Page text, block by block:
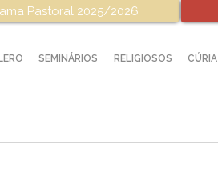
Pastoral 2025/2026
SEMINÁRIOS RELIGIOSOS CÚRIA